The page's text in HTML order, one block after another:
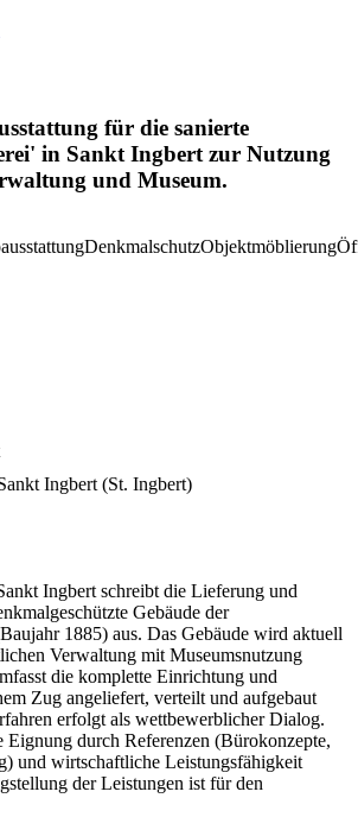
für die sanierte
in Sankt Ingbert zur Nutzung
und Museum.
DenkmalschutzObjektmöblierung
Ingbert (St. Ingbert)
Ingbert schreibt die Lieferung und
Gebäude der
1885) aus. Das Gebäude wird aktuell
Verwaltung mit Museumsnutzung
die komplette Einrichtung und
Zug angeliefert, verteilt und aufgebaut
erfolgt als wettbewerblicher Dialog.
Eignung durch Referenzen (Bürokonzepte,
und wirtschaftliche Leistungsfähigkeit
der Leistungen ist für den